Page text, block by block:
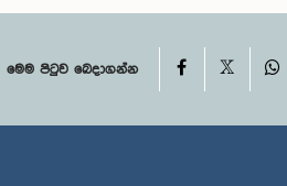
මෙම පිටුව බෙදාගන්න Facebook